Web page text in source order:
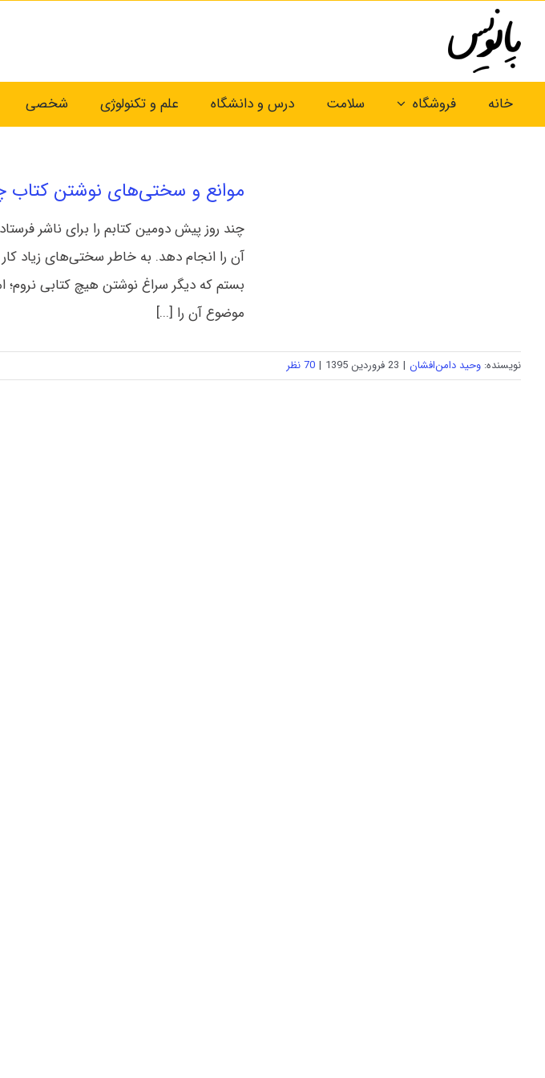
content
خانه فروشگاه سلامت درس و دانشگاه علم و تکنولوژی شخصی
موانع و سختی‌های نوشتن
چند روز پیش دومین کتابم را برای ناشر
آن را انجام دهد. به خاطر سختی‌های زیاد
بستم که دیگر سراغ نوشتن هیچ کتابی
موضوع آن را [...]
نویسنده: وحید دامن‌افشان | 23 فروردین 1395 | 70 نظر